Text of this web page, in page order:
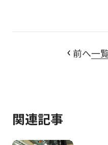
前へ一
関連記事